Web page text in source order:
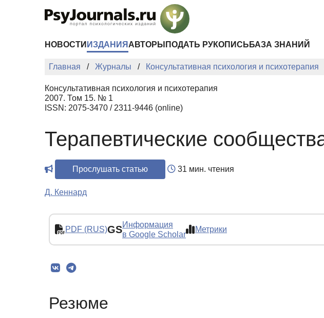
НОВОСТИ ИЗДАНИЯ АВТОРЫ ПОДАТЬ РУКОПИСЬ БАЗА ЗНАНИЙ
Главная Журналы Консультативная психология и психотерапия
Консультативная психология и психотерапия
2007. Том 15. № 1
ISSN: 2075-3470 / 2311-9446 (online)
Терапевтические
Прослушать статью 31 мин. чтения
Д. Кеннард
PDF (RUS)GSИнформация
в Google Scholar
Метрики
Резюме